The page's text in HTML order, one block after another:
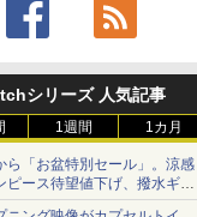
シリーズ 人気記事
1週間 1カ月
ら「お盆特別セール」。涼感
ピース待望値下げ、撥水ギア
に